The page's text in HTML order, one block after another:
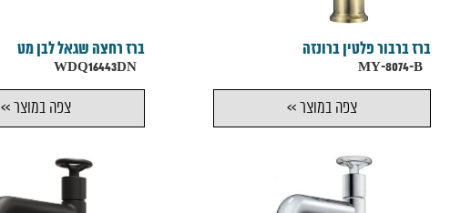
ברז ברבור פלטין ברונזה
MY-8074-B
צפה במוצר >>
ברז רחצה שגאל לבן מט
WDQ16443DN
צפה במוצר >>